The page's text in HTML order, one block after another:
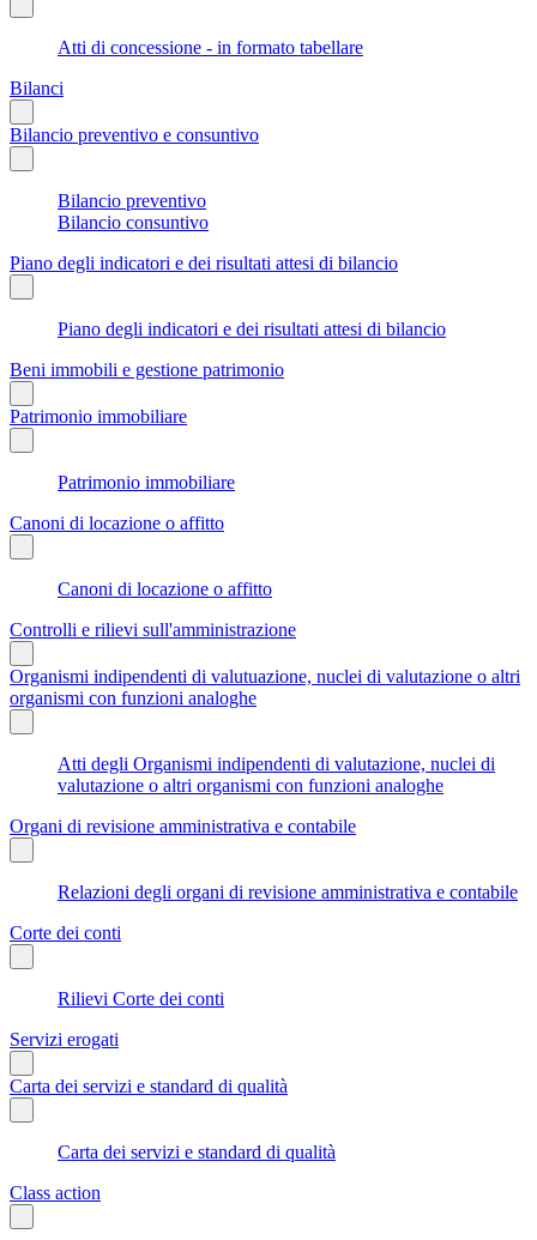
Atti di concessione - in formato tabellare
Bilanci
Bilancio preventivo e consuntivo
Bilancio preventivo
Bilancio consuntivo
Piano degli indicatori e dei risultati attesi di bilancio
Piano degli indicatori e dei risultati attesi di bilancio
Beni immobili e gestione patrimonio
Patrimonio immobiliare
Patrimonio immobiliare
Canoni di locazione o affitto
Canoni di locazione o affitto
Controlli e rilievi sull'amministrazione
Organismi indipendenti di valutuazione, nuclei di valutazione o altri
organismi con funzioni analoghe
Atti degli Organismi indipendenti di valutazione, nuclei di
valutazione o altri organismi con funzioni analoghe
Organi di revisione amministrativa e contabile
Relazioni degli organi di revisione amministrativa e contabile
Corte dei conti
Rilievi Corte dei conti
Servizi erogati
Carta dei servizi e standard di qualità
Carta dei servizi e standard di qualità
Class action